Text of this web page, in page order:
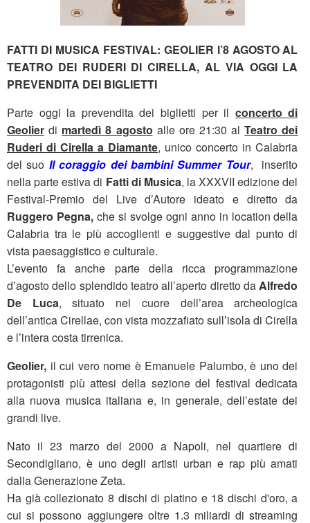
FATTI DI MUSICA FESTIVAL: GEOLIER l’8 AGOSTO AL
TEATRO DEI RUDERI DI CIRELLA, AL VIA OGGI LA
PREVENDITA DEI BIGLIETTI
Parte oggi la prevendita dei biglietti per il concerto di
Geolier di martedì 8 agosto alle ore 21:30 alTeatro dei
Ruderi di Cirella a Diamante, unico concerto in Calabria
del suo Il coraggio dei bambini Summer Tour, inserito
nella parte estiva di Fatti di Musica, la XXXVII edizione del
Festival-Premio del Live d’Autore ideato e diretto da
Ruggero Pegna, che si svolge ogni anno in location della
Calabria tra le più accoglienti e suggestive dal punto di
vista paesaggistico e culturale.
L’evento fa anche parte della ricca programmazione
d’agosto dello splendido teatro all’aperto diretto daAlfredo
De Luca, situato nel cuore dell’area archeologica
dell’antica Cirellae, con vista mozzafiato sull’isola di Cirella
e l’intera costa tirrenica.
Geolier, il cui vero nome è Emanuele Palumbo, è uno dei
protagonisti più attesi della sezione del festival dedicata
alla nuova musica italiana e, in generale, dell’estate dei
grandi live.
Nato il 23 marzo del 2000 a Napoli, nel quartiere di
Secondigliano, è uno degli artisti urban e rap più amati
dalla Generazione Zeta.
Ha già collezionato 8 dischi di platino e 18 dischi d'oro, a
cui si possono aggiungere oltre 1.3 miliardi di streaming